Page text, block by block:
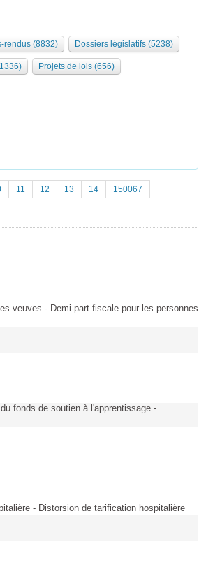
rendus (8832) Dossiers législatifs (5238)
Projets de lois (656)
11 12 13 14
150067
veuves - Demi-part fiscale pour les personnes
fonds de soutien à l'apprentissage -
- Distorsion de tarification hospitalière